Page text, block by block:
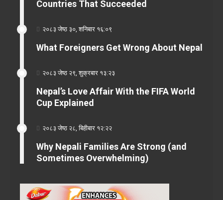
Countries That Succeeded
२०८३ जेष्ठ ३०, शनिबार १६:०९
What Foreigners Get Wrong About Nepal
२०८३ जेष्ठ २९, शुक्रबार १३:२३
Nepal’s Love Affair With the FIFA World
Cup Explained
२०८३ जेष्ठ २८, बिहीबार १२:२२
Why Nepali Families Are Strong (and
Sometimes Overwhelming)